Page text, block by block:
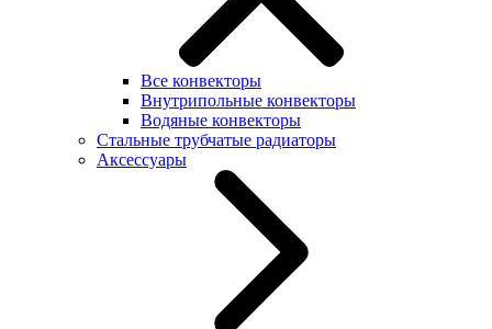
Все конвекторы
Внутрипольные конвекторы
Водяные конвекторы
Стальные трубчатые радиаторы
Аксессуары